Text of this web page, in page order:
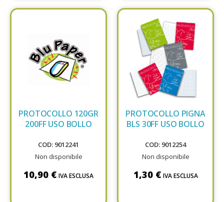
PROTOCOLLO 120GR
200FF USO BOLLO
COD: 9012241
Non disponibile
10,90 € IVA ESCLUSA
PROTOCOLLO PIGNA
BLS 30FF USO BOLLO
COD: 9012254
Non disponibile
1,30 € IVA ESCLUSA